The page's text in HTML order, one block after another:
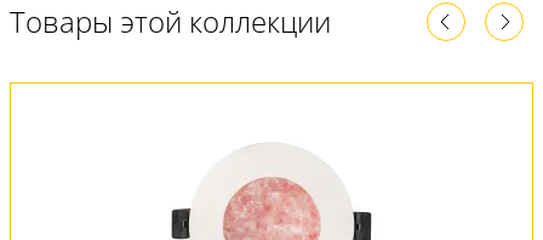
Товары этой коллекции